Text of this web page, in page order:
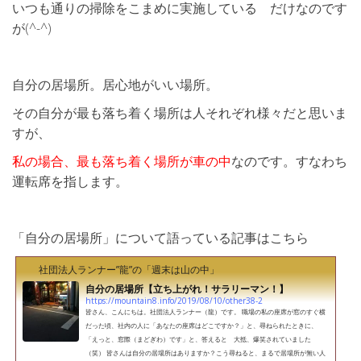
いつも通りの掃除をこまめに実施している だけなのです
が(^-^)
自分の居場所。居心地がいい場所。
その自分が最も落ち着く場所は人それぞれ様々だと思いま
すが、
私の場合、最も落ち着く場所が車の中なのです。すなわち
運転席を指します。
「自分の居場所」について語っている記事はこちら
社団法人ランナー”龍”の「週末は山の中」
自分の居場所【立ち上がれ！サラリーマン！】
https://mountain8.info/2019/08/10/other38-2
皆さん、こんにちは。社団法人ランナー（龍）です。 職場の私の座席が窓のすぐ横
だった頃、社内の人に「あなたの座席はどこですか？」と、尋ねられたときに、
「えっと、窓際（まどぎわ）です」と、答えると 大抵、爆笑されていました
（笑） 皆さんは自分の居場所はありますか？こう尋ねると、まるで居場所が無い人